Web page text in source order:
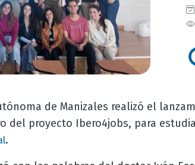
de Manizales realizó el
del proyecto Ibero4jobs, para
.